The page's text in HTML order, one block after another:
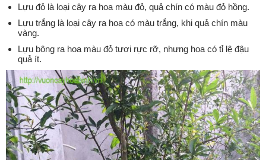
Lựu đỏ là loại cây ra hoa màu đỏ, quả chín có màu đỏ hồng.
Lựu trắng là loại cây ra hoa có màu trắng, khi quả chín màu
vàng.
Lựu bông ra hoa màu đỏ tươi rực rỡ, nhưng hoa có tỉ lệ đậu
quả ít.